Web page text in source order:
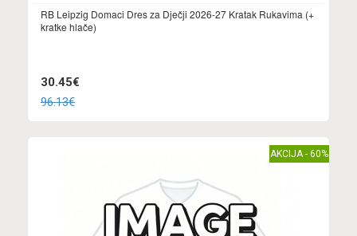
RB Leipzig Domaci Dres za Dječji 2026-27 Kratak Rukavima (+
kratke hlače)
30.45€
96.13€
AKCIJA - 60%